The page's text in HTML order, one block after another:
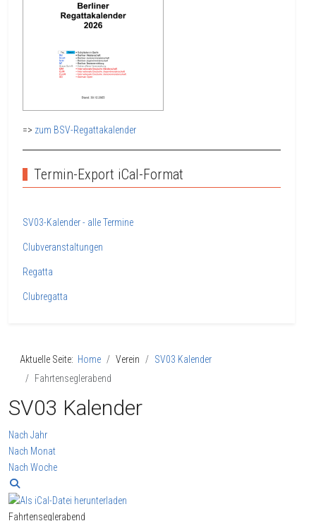
=> zum BSV-Regattakalender
Termin-Export iCal-Format
SV03-Kalender - alle Termine
Clubveranstaltungen
Regatta
Clubregatta
Aktuelle Seite: Home Verein
SV03 Kalender
Fahrtenseglerabend
SV03 Kalender
Nach Jahr
Nach Monat
Nach Woche
Fahrtenseglerabend